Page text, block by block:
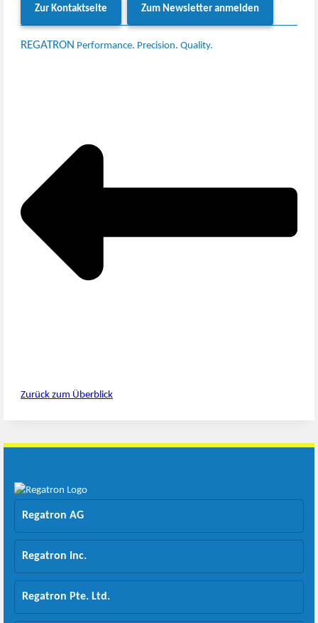
Zur Kontaktseite Zum Newsletter anmelden
REGATRON Performance. Precision. Quality.
Zurück zum Überblick
Regatron AG
Regatron Inc.
Regatron Pte. Ltd.